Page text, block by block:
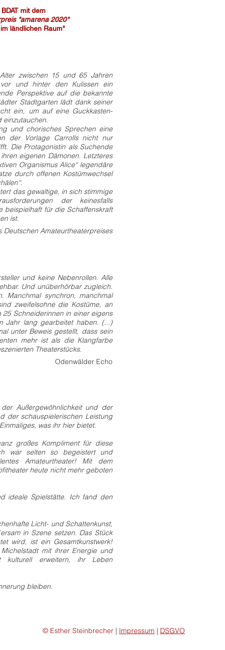
mit dem
*amarena 2020*
ländlichen Raum"
zwischen 15 und 65 Jahren
vor und hinter den Kulissen ein
Perspektive auf die bekannte
Stadtgarten lädt dank seiner
ein, um auf eine Guckkasten-
einzutauchen.
und chorisches Sprechen eine
der Vorlage Carrolls nicht nur
Die Protagonistin als Suchende
eigenen Dämonen. Letzteres
Organismus Alice“ legendäre
durch offenen Kostümwechsel
das gewaltige, in sich stimmige
der keinesfalls
beispielhaft für die Schaffenskraft
ist.
Deutschen Amateurtheaterpreises
und keine Nebenrollen. Alle
Und unüberhörbar zugleich.
Manchmal synchron, manchmal
zweifelsohne die Kostüme, an
Schneiderinnen in einer eigens
Jahr lang gearbeitet haben. (...)
unter Beweis gestellt, dass sein
mehr ist als die Klangfarbe
Theaterstücks.
Odenwälder Echo
Außergewöhnlichkeit und der
der schauspielerischen Leistung
was ihr hier bietet.
großes Kompliment für diese
war selten so begeistert und
Amateurtheater! Mit dem
heute nicht mehr geboten
ideale Spielstätte. Ich fand den
Licht- und Schattenkunst,
in Szene setzen. Das Stück
wird, ist ein Gesamtkunstwerk!
mit ihrer Energie und
kulturell erweitern, ihr Leben
bleiben.
© Esther Steinbrecher | Impressum | DSGVO